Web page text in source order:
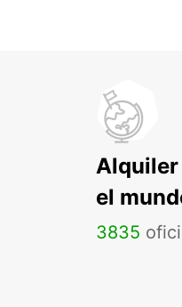
Alquiler
el
3835